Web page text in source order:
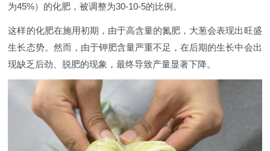
为45%）的化肥，被调整为30-10-5的比例。
这样的化肥在施用初期，由于高含量的氮肥，大葱会表现出旺盛
生长态势。然而，由于钾肥含量严重不足，在后期的生长中会出
现缺乏后劲、脱肥的现象，最终导致产量显著下降。